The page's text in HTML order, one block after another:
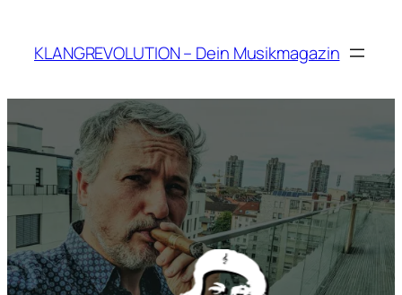
springen
KLANGREVOLUTION – Dein Musikmagazin